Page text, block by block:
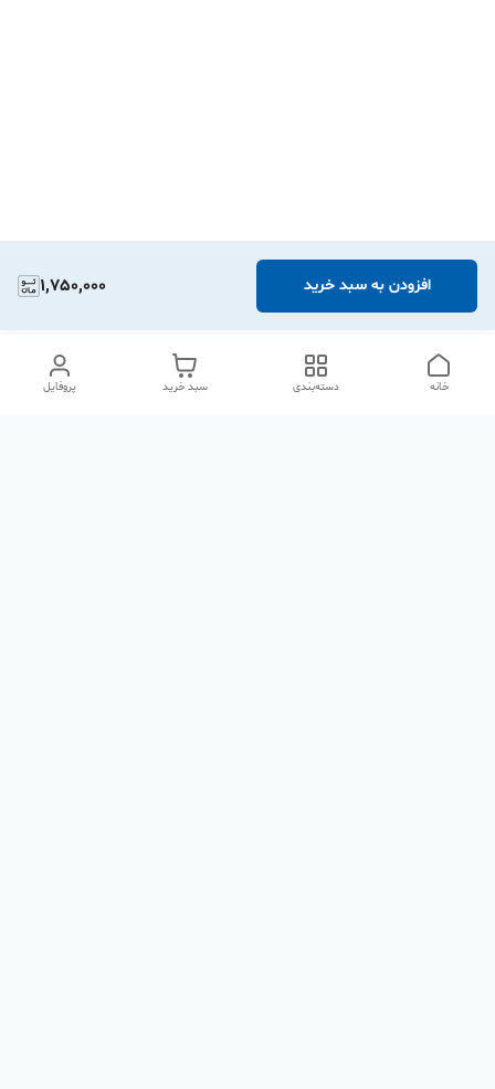
1,750,000 افزودن به سبد خرید
پروفایل سبد خرید دسته‌بندی خانه